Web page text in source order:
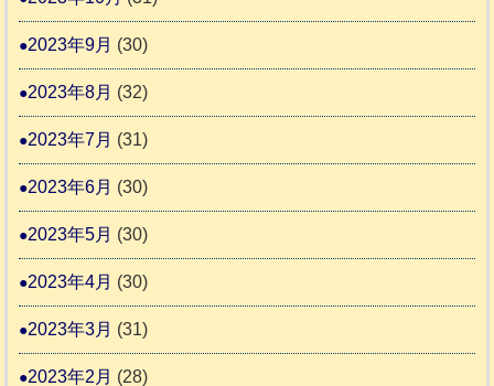
2023年9月 (30)
2023年8月 (32)
2023年7月 (31)
2023年6月 (30)
2023年5月 (30)
2023年4月 (30)
2023年3月 (31)
2023年2月 (28)